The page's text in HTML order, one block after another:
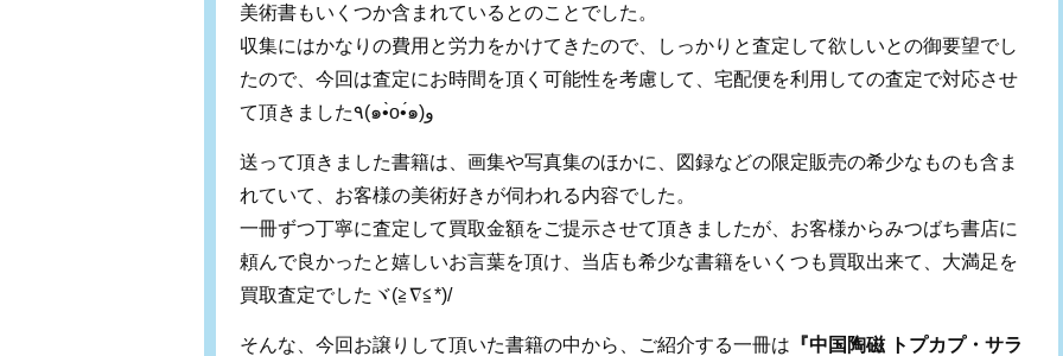
美術書もいくつか含まれているとのことでした。
収集にはかなりの費用と労力をかけてきたので、しっかりと査定して欲しいとの御要望でし
たので、今回は査定にお時間を頂く可能性を考慮して、宅配便を利用しての査定で対応させ
送って頂きました書籍は、画集や写真集のほかに、図録などの限定販売の希少なものも含ま
れていて、お客様の美術好きが伺われる内容でした。
一冊ずつ丁寧に査定して買取金額をご提示させて頂きましたが、お客様からみつばち書店に
頼んで良かったと嬉しいお言葉を頂け、当店も希少な書籍をいくつも買取出来て、大満足を
買取査定でしたヾ(≧∇≦*)/
そんな、今回お譲りして頂いた書籍の中から、ご紹介する一冊は 『中国陶磁 トプカプ・サラ